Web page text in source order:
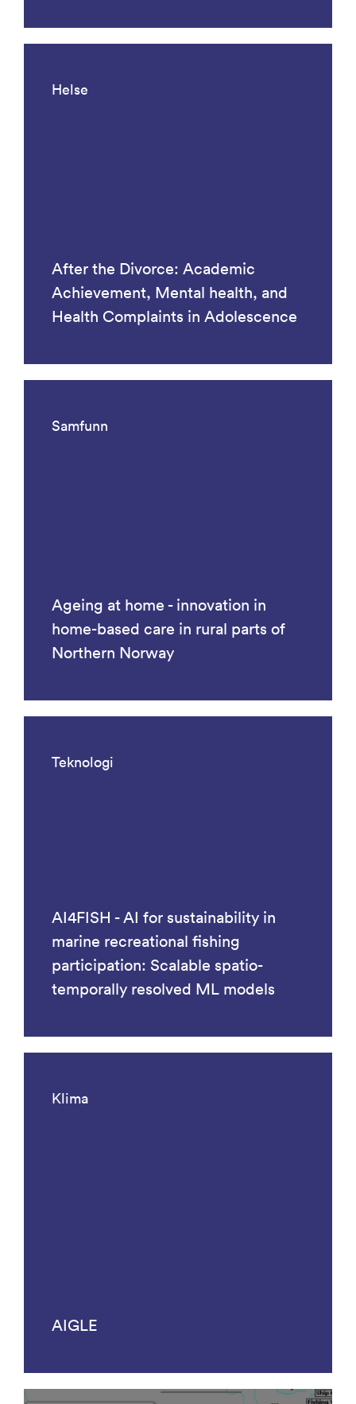
Helse
After the Divorce: Academic
Achievement, Mental health, and
Health Complaints in Adolescence
Samfunn
Ageing at home - innovation in
home-based care in rural parts of
Northern Norway
Teknologi
AI4FISH - AI for sustainability in
marine recreational fishing
participation: Scalable spatio-
temporally resolved ML models
Klima
AIGLE